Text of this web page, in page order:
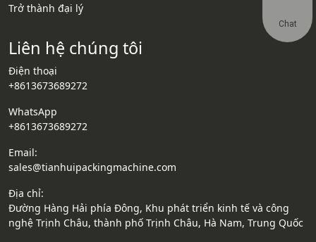
Trở thành đại lý
Liên hệ chúng tôi
Điện thoại
+8613673689272
WhatsApp
+8613673689272
Email:
sales@tianhuipackingmachine.com
Địa chỉ:
Đường Hàng Hải phía Đông, Khu phát triển kinh tế và công
nghệ Trịnh Châu, thành phố Trịnh Châu, Hà Nam, Trung Quốc
Chat